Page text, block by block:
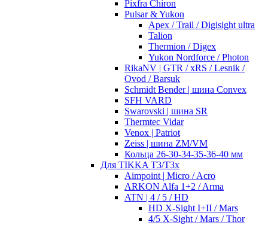
Pixfra Chiron
Pulsar & Yukon
Apex / Trail / Digisight ultra
Talion
Thermion / Digex
Yukon Nordforce / Photon
RikaNV | GTR / xRS / Lesnik /
Ovod / Barsuk
Schmidt Bender | шина Convex
SFH VARD
Swarovski | шина SR
Thermtec Vidar
Venox | Patriot
Zeiss | шина ZM/VM
Кольца 26-30-34-35-36-40 мм
Для TIKKA T3/T3x
Aimpoint | Micro / Acro
ARKON Alfa 1+2 / Arma
ATN | 4 / 5 / HD
HD X-Sight I+II / Mars
4/5 X-Sight / Mars / Thor